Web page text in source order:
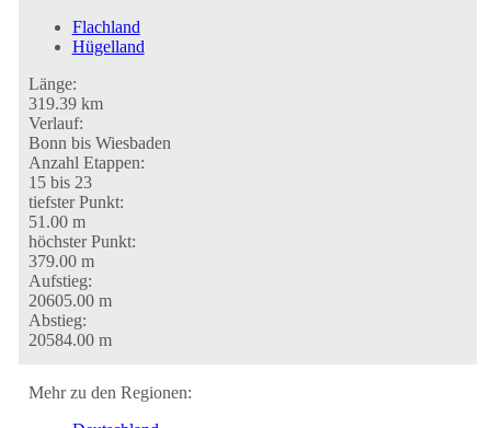
Flachland
Hügelland
Länge:
319.39 km
Verlauf:
Bonn bis Wiesbaden
Anzahl Etappen:
15 bis 23
tiefster Punkt:
51.00 m
höchster Punkt:
379.00 m
Aufstieg:
20605.00 m
Abstieg:
20584.00 m
Mehr zu den Regionen: